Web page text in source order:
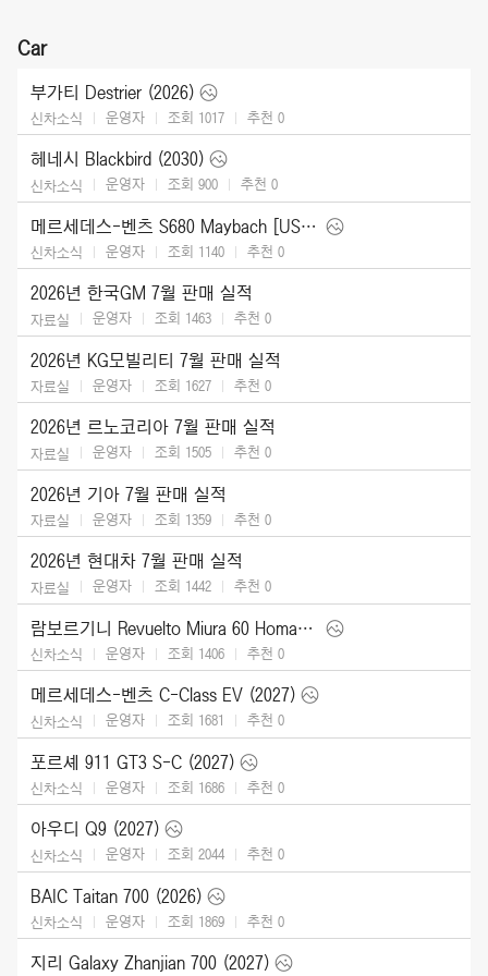
Car
부가티 Destrier (2026)
신차소식 운영자 조회 1017 추천 0
헤네시 Blackbird (2030)
신차소식 운영자 조회 900 추천 0
메르세데스-벤츠 S680 Maybach [US] (2027)
신차소식 운영자 조회 1140 추천 0
2026년 한국GM 7월 판매 실적
자료실 운영자 조회 1463 추천 0
2026년 KG모빌리티 7월 판매 실적
자료실 운영자 조회 1627 추천 0
2026년 르노코리아 7월 판매 실적
자료실 운영자 조회 1505 추천 0
2026년 기아 7월 판매 실적
자료실 운영자 조회 1359 추천 0
2026년 현대차 7월 판매 실적
자료실 운영자 조회 1442 추천 0
람보르기니 Revuelto Miura 60 Homage (2026)
신차소식 운영자 조회 1406 추천 0
메르세데스-벤츠 C-Class EV (2027)
신차소식 운영자 조회 1681 추천 0
포르셰 911 GT3 S-C (2027)
신차소식 운영자 조회 1686 추천 0
아우디 Q9 (2027)
신차소식 운영자 조회 2044 추천 0
BAIC Taitan 700 (2026)
신차소식 운영자 조회 1869 추천 0
지리 Galaxy Zhanjian 700 (2027)